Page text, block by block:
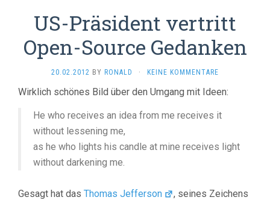
US-Präsident vertritt
Open-Source Gedanken
20.02.2012 BY RONALD · KEINE KOMMENTARE
Wirklich schönes Bild über den Umgang mit Ideen:
He who receives an idea from me receives it
without lessening me,
as he who lights his candle at mine receives light
without darkening me.
Gesagt hat das Thomas Jefferson
, seines Zeichens